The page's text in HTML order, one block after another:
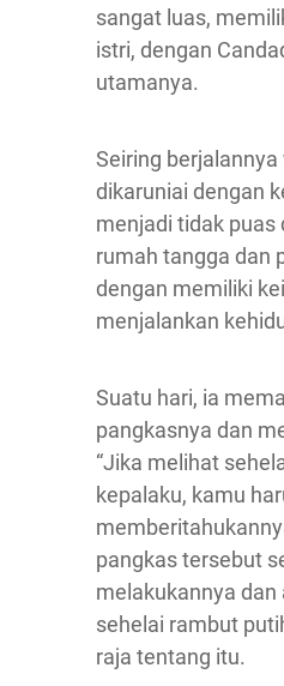
sangat luas,
istri, dengan
utamanya.
Seiring
dikaruniai dengan
menjadi tidak puas
rumah tangga dan
dengan memiliki
menjalankan
Suatu hari, ia
pangkasnya dan
“Jika melihat
kepalaku, kamu
pangkas tersebut
melakukannya
sehelai rambut
raja tentang itu.